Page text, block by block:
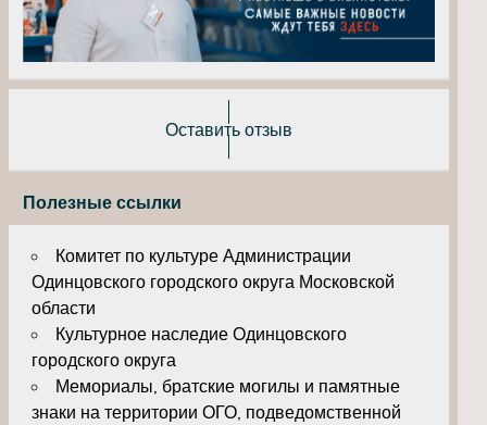
Оставить отзыв
Полезные ссылки
Комитет по культуре Администрации
Одинцовского городского округа Московской
области
Культурное наследие Одинцовского
городского округа
Мемориалы, братские могилы и памятные
знаки на территории ОГО, подведомственной